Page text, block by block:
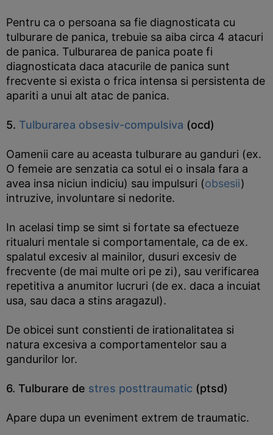
Pentru ca o persoana sa fie diagnosticata cu
tulburare de panica, trebuie sa aiba circa 4 atacuri
de panica. Tulburarea de panica poate fi
diagnosticata daca atacurile de panica sunt
frecvente si exista o frica intensa si persistenta de
apariti a unui alt atac de panica.
5. Tulburarea obsesiv-compulsiva (ocd)
Oamenii care au aceasta tulburare au ganduri (ex.
O femeie are senzatia ca sotul ei o insala fara a
avea insa niciun indiciu) sau impulsuri (obsesii)
intruzive, involuntare si nedorite.
In acelasi timp se simt si fortate sa efectueze
ritualuri mentale si comportamentale, ca de ex.
spalatul excesiv al mainilor, dusuri excesiv de
frecvente (de mai multe ori pe zi), sau verificarea
repetitiva a anumitor lucruri (de ex. daca a incuiat
usa, sau daca a stins aragazul).
De obicei sunt constienti de irationalitatea si
natura excesiva a comportamentelor sau a
gandurilor lor.
6. Tulburare de stres posttraumatic (ptsd)
Apare dupa un eveniment extrem de traumatic.